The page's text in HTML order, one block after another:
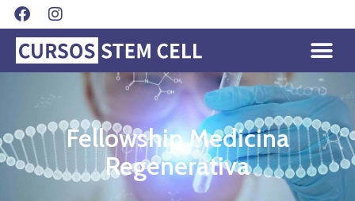
Fellowship Medicina
Regenerativa